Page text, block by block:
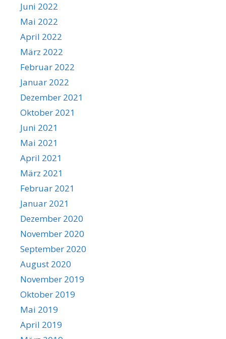
Juni 2022
Mai 2022
April 2022
März 2022
Februar 2022
Januar 2022
Dezember 2021
Oktober 2021
Juni 2021
Mai 2021
April 2021
März 2021
Februar 2021
Januar 2021
Dezember 2020
November 2020
September 2020
August 2020
November 2019
Oktober 2019
Mai 2019
April 2019